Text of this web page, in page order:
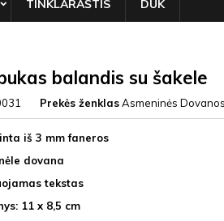
TINKLARAŠTIS DUK
balandis su šakele
Prekės ženklasAsmeninės Dovanos
iš 3 mm faneros
dovana
tekstas
11 x 8,5 cm